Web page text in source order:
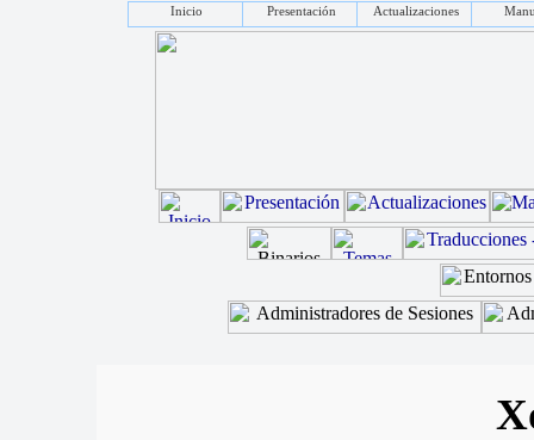
Inicio Presentación Actualizaciones